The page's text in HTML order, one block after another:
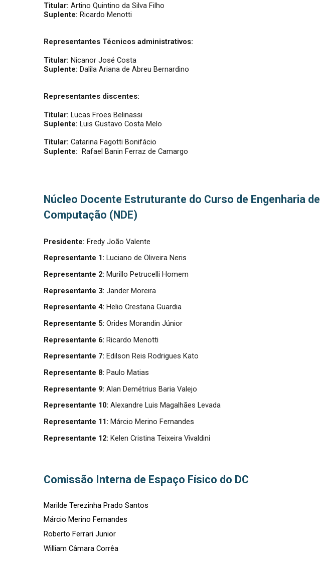
Titular:Artino Quintino da Silva Filho
Suplente: Ricardo Menotti
Representantes Técnicos administrativos:
Titular: Nicanor José Costa
Suplente:Dalila Ariana de Abreu Bernardino
Representantes discentes:
Titular:Lucas Froes Belinassi
Suplente: Luis Gustavo Costa Melo
Titular: Catarina Fagotti Bonifácio
Suplente: Rafael Banin Ferraz de Camargo
Núcleo Docente Estruturante do Curso de Engenharia de
Computação (NDE)
Presidente:Fredy João Valente
Representante 1: Luciano de Oliveira Neris
Representante 2:Murillo Petrucelli Homem
Representante 3:Jander Moreira
Representante 4:Helio Crestana Guardia
Representante 5:Orides Morandin Júnior
Representante 6:Ricardo Menotti
Representante 7:Edilson Reis Rodrigues Kato
Representante 8:Paulo Matias
Representante 9:Alan Demétrius Baria Valejo
Representante 10:Alexandre Luis Magalhães Levada
Representante 11:Márcio Merino Fernandes
Representante 12: Kelen Cristina Teixeira Vivaldini
Comissão Interna de Espaço Físico do DC
Marilde Terezinha Prado Santos
Márcio Merino Fernandes
Roberto Ferrari Junior
William Câmara Corrêa